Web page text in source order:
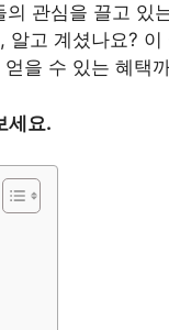
관심을 끌고 있
고 계셨나요?
을 수 있는 혜택
세요.